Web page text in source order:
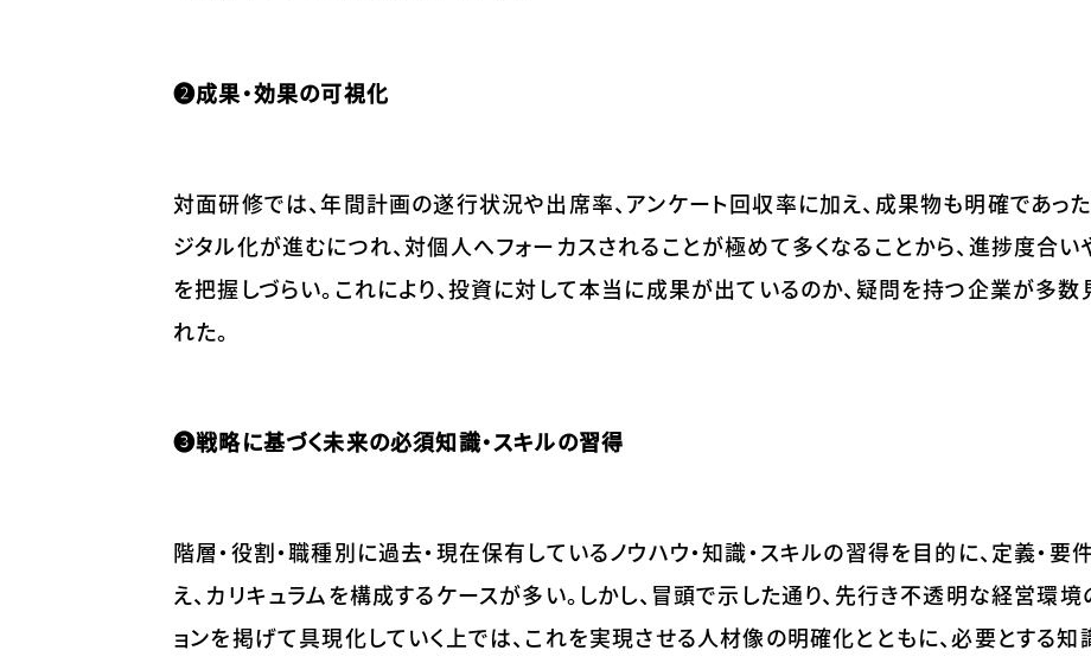
❷成果・効果の可視化
対面研修では、年間計画の遂行状況や出席率、アンケート回収率に加え、成果物も明確であった
ジタル化が進むにつれ、対個人へフォーカスされることが極めて多くなることから、進捗度合い
を把握しづらい。これにより、投資に対して本当に成果が出ているのか、疑問を持つ企業が多数
れた。
❸戦略に基づく未来の必須知識・スキルの習得
階層・役割・職種別に過去・現在保有しているノウハウ・知識・スキルの習得を目的に、定義・要
え、カリキュラムを構成するケースが多い。しかし、冒頭で示した通り、先行き不透明な経営環境
ョンを掲げて具現化していく上では、これを実現させる人材像の明確化とともに、必要とする知